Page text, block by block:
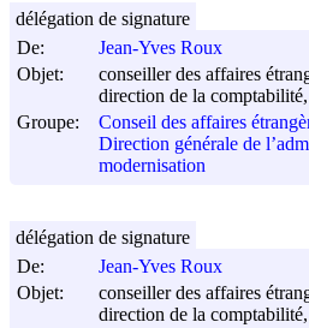
De:
Jean-Yves Roux
Objet:
conseiller des affaires
direction de la
Groupe:
Conseil des affaires
Direction générale de
modernisation
délégation de signature
De:
Jean-Yves Roux
Objet:
conseiller des affaires
direction de la
délégation de signature